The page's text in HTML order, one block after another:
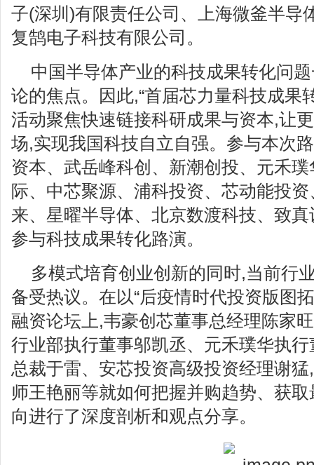
子(深圳)有限责任公司、上海微釜半导
复鹄电子科技有限公司。
中国半导体产业的科技成果转化问
论的焦点。因此,“首届芯力量科技成果
活动聚焦快速链接科研成果与资本,让
场,实现我国科技自立自强。参与本次
资本、武岳峰科创、新潮创投、元禾
际、中芯聚源、浦科投资、芯动能投
来、星曜半导体、北京数渡科技、致
参与科技成果转化路演。
多模式培育创业创新的同时,当前行
备受热议。在以“后疫情时代投资版图
融资论坛上,韦豪创芯董事总经理陈家
行业部执行董事邬凯丞、元禾璞华执
总裁于雷、安芯投资高级投资经理谢
师王艳丽等就如何把握并购趋势、获
向进行了深度剖析和观点分享。